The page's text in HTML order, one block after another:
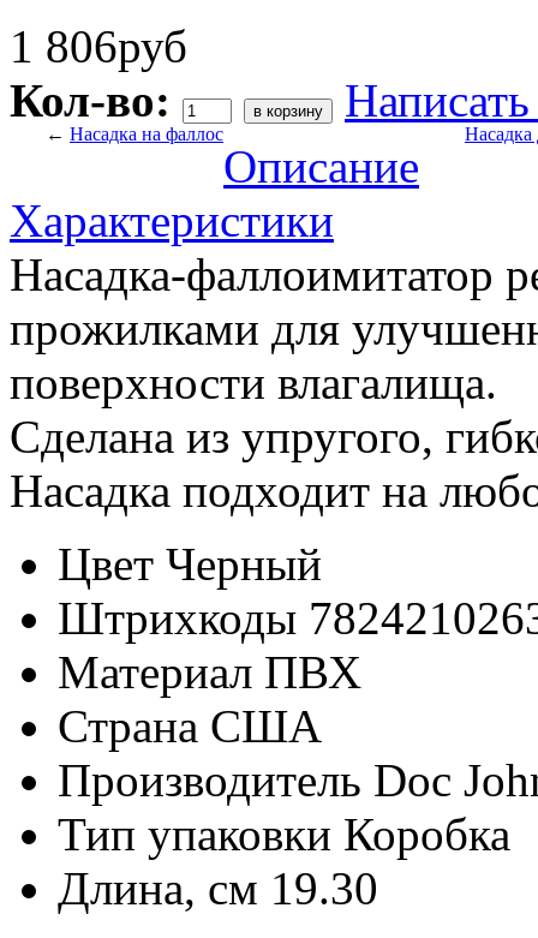
1 806руб
Кол-во:
← Насадка на фаллос Насадка
Описание
Характеристики
Насадка-фаллоимитатор
прожилками для
поверхности влагалища.
Сделана из упругого,
Насадка подходит на
Цвет Черный
Штрихкоды
Материал ПВХ
Страна США
Производитель Doc
Тип упаковки Коробка
Длина, см 19.30